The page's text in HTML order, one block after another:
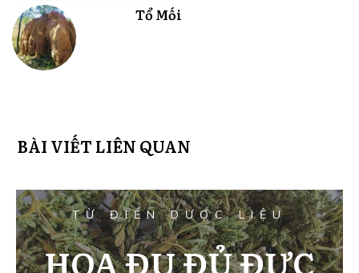
Tổ Mối
BÀI VIẾT LIÊN QUAN
TỪ ĐIỂN DƯỢC LIỆU
HOA ĐU ĐỦ ĐỰC